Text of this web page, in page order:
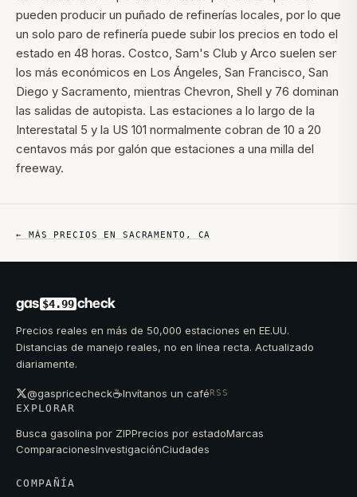
pueden producir un puñado de refinerías locales, por lo que
un solo paro de refinería puede subir los precios en todo el
estado en 48 horas. Costco, Sam's Club y Arco suelen ser
los más económicos en Los Ángeles, San Francisco, San
Diego y Sacramento, mientras Chevron, Shell y 76 dominan
las salidas de autopista. Las estaciones a lo largo de la
Interestatal 5 y la US 101 normalmente cobran de 10 a 20
centavos más por galón que estaciones a una milla del
freeway.
← MÁS PRECIOS EN SACRAMENTO , CA
gas $4.99 check
Precios reales en más de 50,000 estaciones en EE.UU.
Distancias de manejo reales, no en línea recta. Actualizado
diariamente.
@gaspricecheck☕Invítanos un caféRSS
EXPLORAR
Busca gasolina por ZIPPrecios por estadoMarcas
ComparacionesInvestigaciónCiudades
COMPAÑÍA